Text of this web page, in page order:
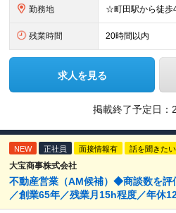
勤務地
残業時間 20時間以内
求人を見る
掲載終了予定日：
NEW 正社員 面接情報有 話を聞きた
大宝商事株式会社
不動産営業（AM候補）◆商談数を評
／創業65年／残業月15h程度／年休